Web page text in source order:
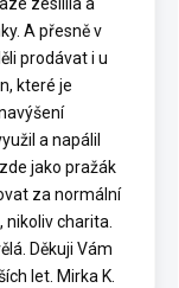
A přesně v
prodávat i u
které je
a napálil
jako pražák
za normální
charita.
Děkuji Vám
let. Mirka K.